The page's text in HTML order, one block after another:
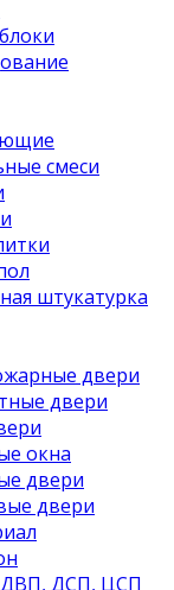
смеси
штукатурка
двери
двери
окна
двери
двери
ДВП, ДСП, ЦСП